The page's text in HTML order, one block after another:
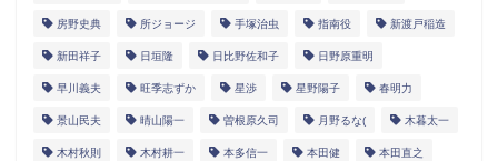
房野史典 所ジョージ 手塚治虫 指南役 新渡戸稲造
新田祥子 日垣隆 日比野佐和子 日野原重明
早川義夫 旺季志ずか 星渉 星野陽子 春明力
景山民夫 晴山陽一 曽根原久司 月野るな( 木暮太一
木村秋則 木村耕一 本多信一 本田健 本田直之